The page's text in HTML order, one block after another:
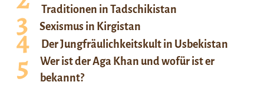
Traditionen in Tadschikistan
Sexismus in Kirgistan
Der Jungfräulichkeitskult in Usbekistan
Wer ist der Aga Khan und wofür ist er
bekannt?